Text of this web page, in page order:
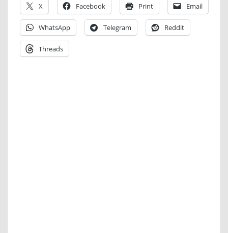
X Facebook Print Email
WhatsApp Telegram Reddit
Threads